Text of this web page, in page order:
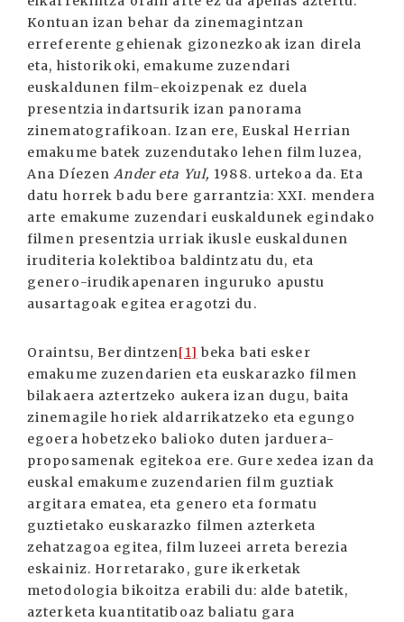
Kontuan izan behar da zinemagintzan
erreferente gehienak gizonezkoak izan direla
eta, historikoki, emakume zuzendari
euskaldunen film-ekoizpenak ez duela
presentzia indartsurik izan panorama
zinematografikoan. Izan ere, Euskal Herrian
emakume batek zuzendutako lehen film luzea,
Ana DíezenAnder eta Yul, 1988. urtekoa da. Eta
datu horrek badu bere garrantzia: XXI. mendera
arte emakume zuzendari euskaldunek egindako
filmen presentzia urriak ikusle euskaldunen
iruditeria kolektiboa baldintzatu du, eta
genero-irudikapenaren inguruko apustu
ausartagoak egitea eragotzi du.
Oraintsu, Berdintzen[1] beka bati esker
emakume zuzendarien eta euskarazko filmen
bilakaera aztertzeko aukera izan dugu, baita
zinemagile horiek aldarrikatzeko eta egungo
egoera hobetzeko balioko duten jarduera-
proposamenak egitekoa ere. Gure xedea izan da
euskal emakume zuzendarien film guztiak
argitara ematea, eta genero eta formatu
guztietako euskarazko filmen azterketa
zehatzagoa egitea, film luzeei arreta berezia
eskainiz. Horretarako, gure ikerketak
metodologia bikoitza erabili du: alde batetik,
azterketa kuantitatiboaz baliatu gara